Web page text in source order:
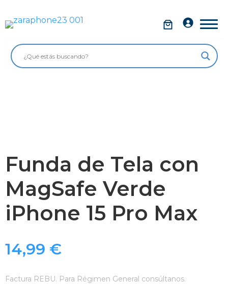
contenido
Funda de Tela con
MagSafe Verde
iPhone 15 Pro Max
14,99 €
Factura REBU. Para Régimen General consúltanos.
Móviles
Impolutos
Accesorios
Garantía Zaraphone